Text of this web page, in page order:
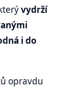
vydrží
i do
opravdu